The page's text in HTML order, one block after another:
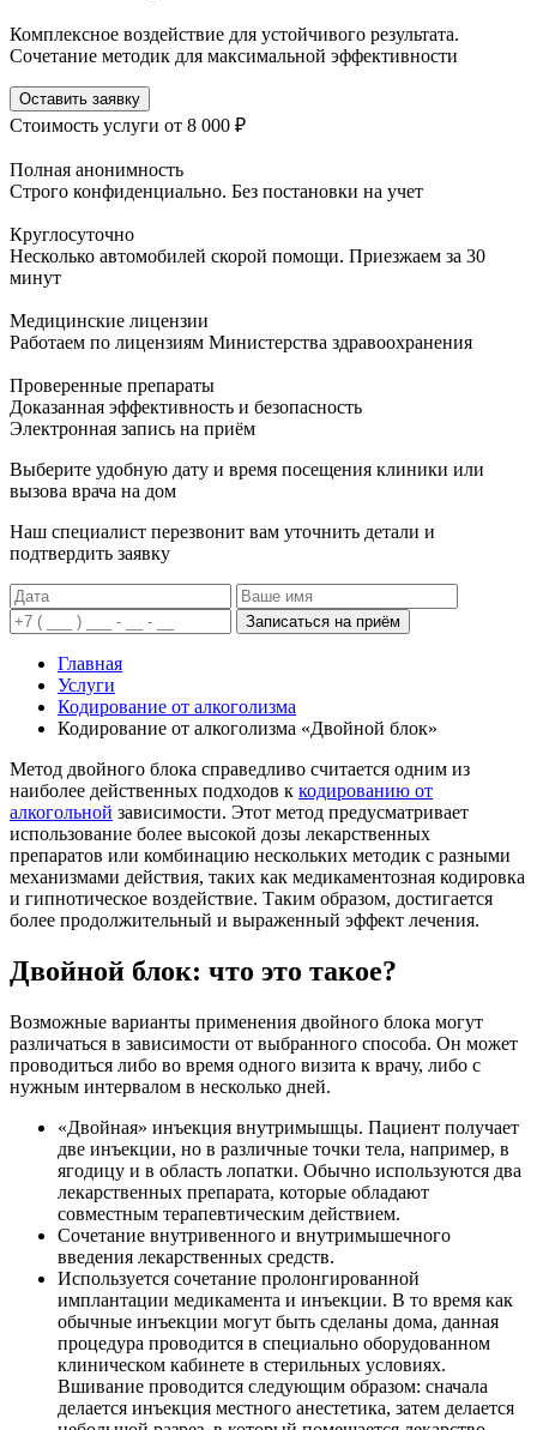
Комплексное воздействие для устойчивого результата.
Сочетание методик для максимальной эффективности
Оставить заявку
Стоимость услуги от 8 000 ₽
Полная анонимность
Строго конфиденциально. Без постановки на учет
Круглосуточно
Несколько автомобилей скорой помощи. Приезжаем за 30
минут
Медицинские лицензии
Работаем по лицензиям Министерства здравоохранения
Проверенные препараты
Доказанная эффективность и безопасность
Электронная запись на приём
Выберите удобную дату и время посещения клиники или
вызова врача на дом
Наш специалист перезвонит вам уточнить детали и
подтвердить заявку
Записаться на приём
Главная
Услуги
Кодирование от алкоголизма
Кодирование от алкоголизма «Двойной блок»
Метод двойного блока справедливо считается одним из
наиболее действенных подходов к кодированию от
алкогольной зависимости. Этот метод предусматривает
использование более высокой дозы лекарственных
препаратов или комбинацию нескольких методик с разными
механизмами действия, таких как медикаментозная кодировка
и гипнотическое воздействие. Таким образом, достигается
более продолжительный и выраженный эффект лечения.
Двойной блок: что это такое?
Возможные варианты применения двойного блока могут
различаться в зависимости от выбранного способа. Он может
проводиться либо во время одного визита к врачу, либо с
нужным интервалом в несколько дней.
«Двойная» инъекция внутримышцы. Пациент получает
две инъекции, но в различные точки тела, например, в
ягодицу и в область лопатки. Обычно используются два
лекарственных препарата, которые обладают
совместным терапевтическим действием.
Сочетание внутривенного и внутримышечного
введения лекарственных средств.
Используется сочетание пролонгированной
имплантации медикамента и инъекции. В то время как
обычные инъекции могут быть сделаны дома, данная
процедура проводится в специально оборудованном
клиническом кабинете в стерильных условиях.
Вшивание проводится следующим образом: сначала
делается инъекция местного анестетика, затем делается